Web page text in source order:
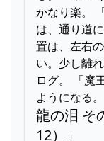
かなり楽。
は、通り道
置は、左右
い。少し離
ログ。 「魔
ようになる。
龍の泪 そ
12）」